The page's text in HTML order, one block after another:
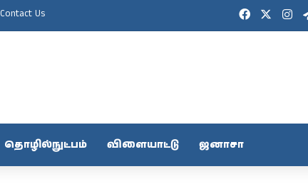
Contact Us Facebook
தொழில்நுட்பம் விளையாட்டு ஜனாசா